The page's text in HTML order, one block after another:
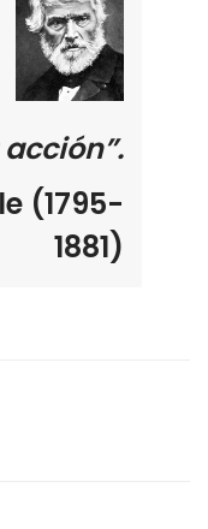
(1795-
1881)